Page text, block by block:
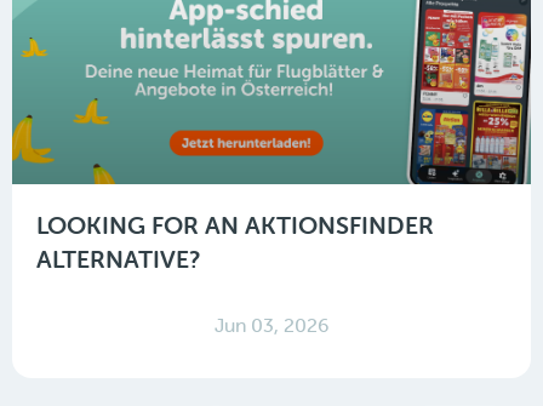
LOOKING FOR AN AKTIONSFINDER
ALTERNATIVE?
Jun 03, 2026